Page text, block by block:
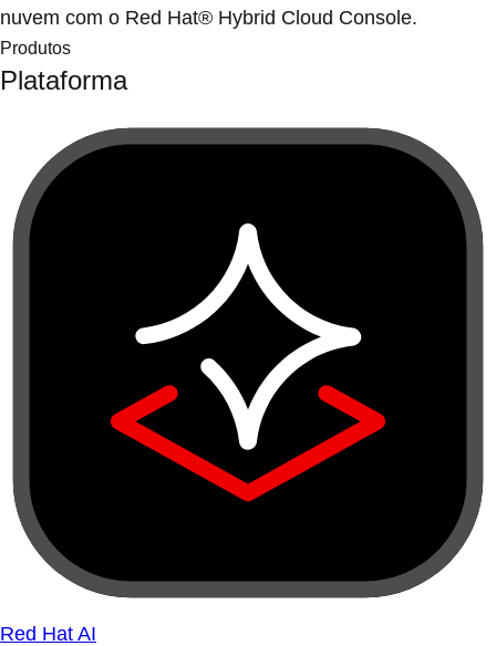
nuvem com o Red Hat® Hybrid Cloud Console.
Produtos
Plataforma
Red Hat AI